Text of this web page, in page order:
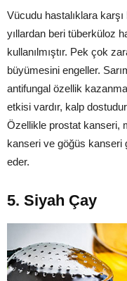
Vücudu hastalıklara
yıllardan beri tüberküloz
kullanılmıştır. Pek çok
büyümesini engeller.
antifungal özellik
etkisi vardır, kalp
Özellikle prostat kanseri,
kanseri ve göğüs kanseri
eder.
5. Siyah Çay